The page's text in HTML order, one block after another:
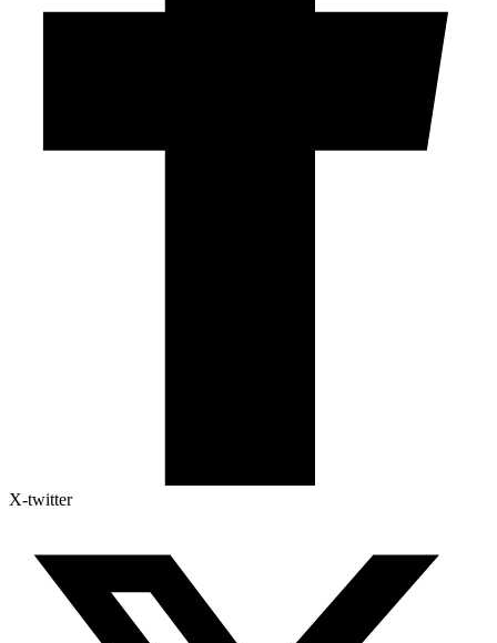
X-twitter